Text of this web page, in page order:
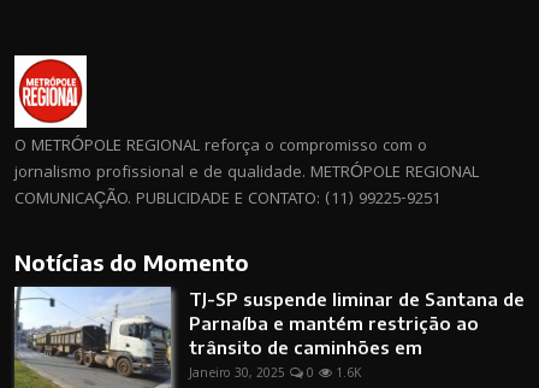
O METRÓPOLE REGIONAL reforça o compromisso com o
jornalismo profissional e de qualidade. METRÓPOLE REGIONAL
COMUNICAÇÃO. PUBLICIDADE E CONTATO: (11) 99225-9251
Notícias do Momento
TJ-SP suspende liminar de Santana de
Parnaíba e mantém restrição ao
trânsito de caminhões em
Janeiro 30, 2025
0 1.6K